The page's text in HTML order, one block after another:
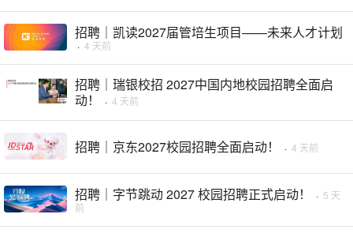
招聘｜凯读2027届管培生项目——未来人才计划
· 4 天前
招聘｜瑞银校招 2027中国内地校园招聘全面启
动！
· 4 天前
招聘｜京东2027校园招聘全面启动！ · 4 天前
招聘｜字节跳动 2027 校园招聘正式启动！ · 5 天
前